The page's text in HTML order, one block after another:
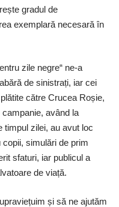
gradul de
exemplară necesară în
zile negre“ ne-a
de sinistrați, iar cei
către Crucea Roșie,
având la
timpul zilei, au avut loc
simulări de prim
sfaturi, iar publicul a
de viață.
și să ne ajutăm